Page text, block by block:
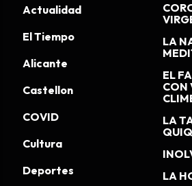
Actualidad
El Tiempo
Alicante
Castellon
COVID
Cultura
Deportes
LA
EL
CON
LA
LA